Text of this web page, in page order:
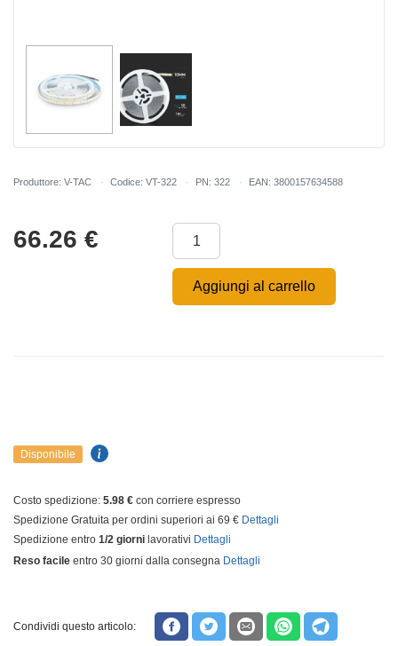
Produttore: V-TAC Codice: VT-322 PN: 322 EAN: 3800157634588
66.26 €
Aggiungi al carrello
Disponibile
Costo spedizione: 5.98 € con corriere espresso
Spedizione Gratuita per ordini superiori ai 69 € Dettagli
Spedizione entro 1/2 giorni lavorativi Dettagli
Reso facile entro 30 giorni dalla consegna Dettagli
Condividi questo articolo: